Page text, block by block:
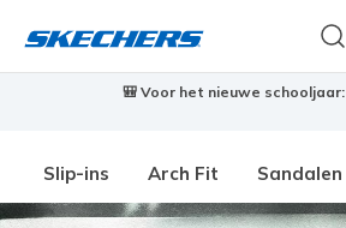
🎒 Voor het nieuwe schooljaar:
Slip-ins Arch Fit Sandalen